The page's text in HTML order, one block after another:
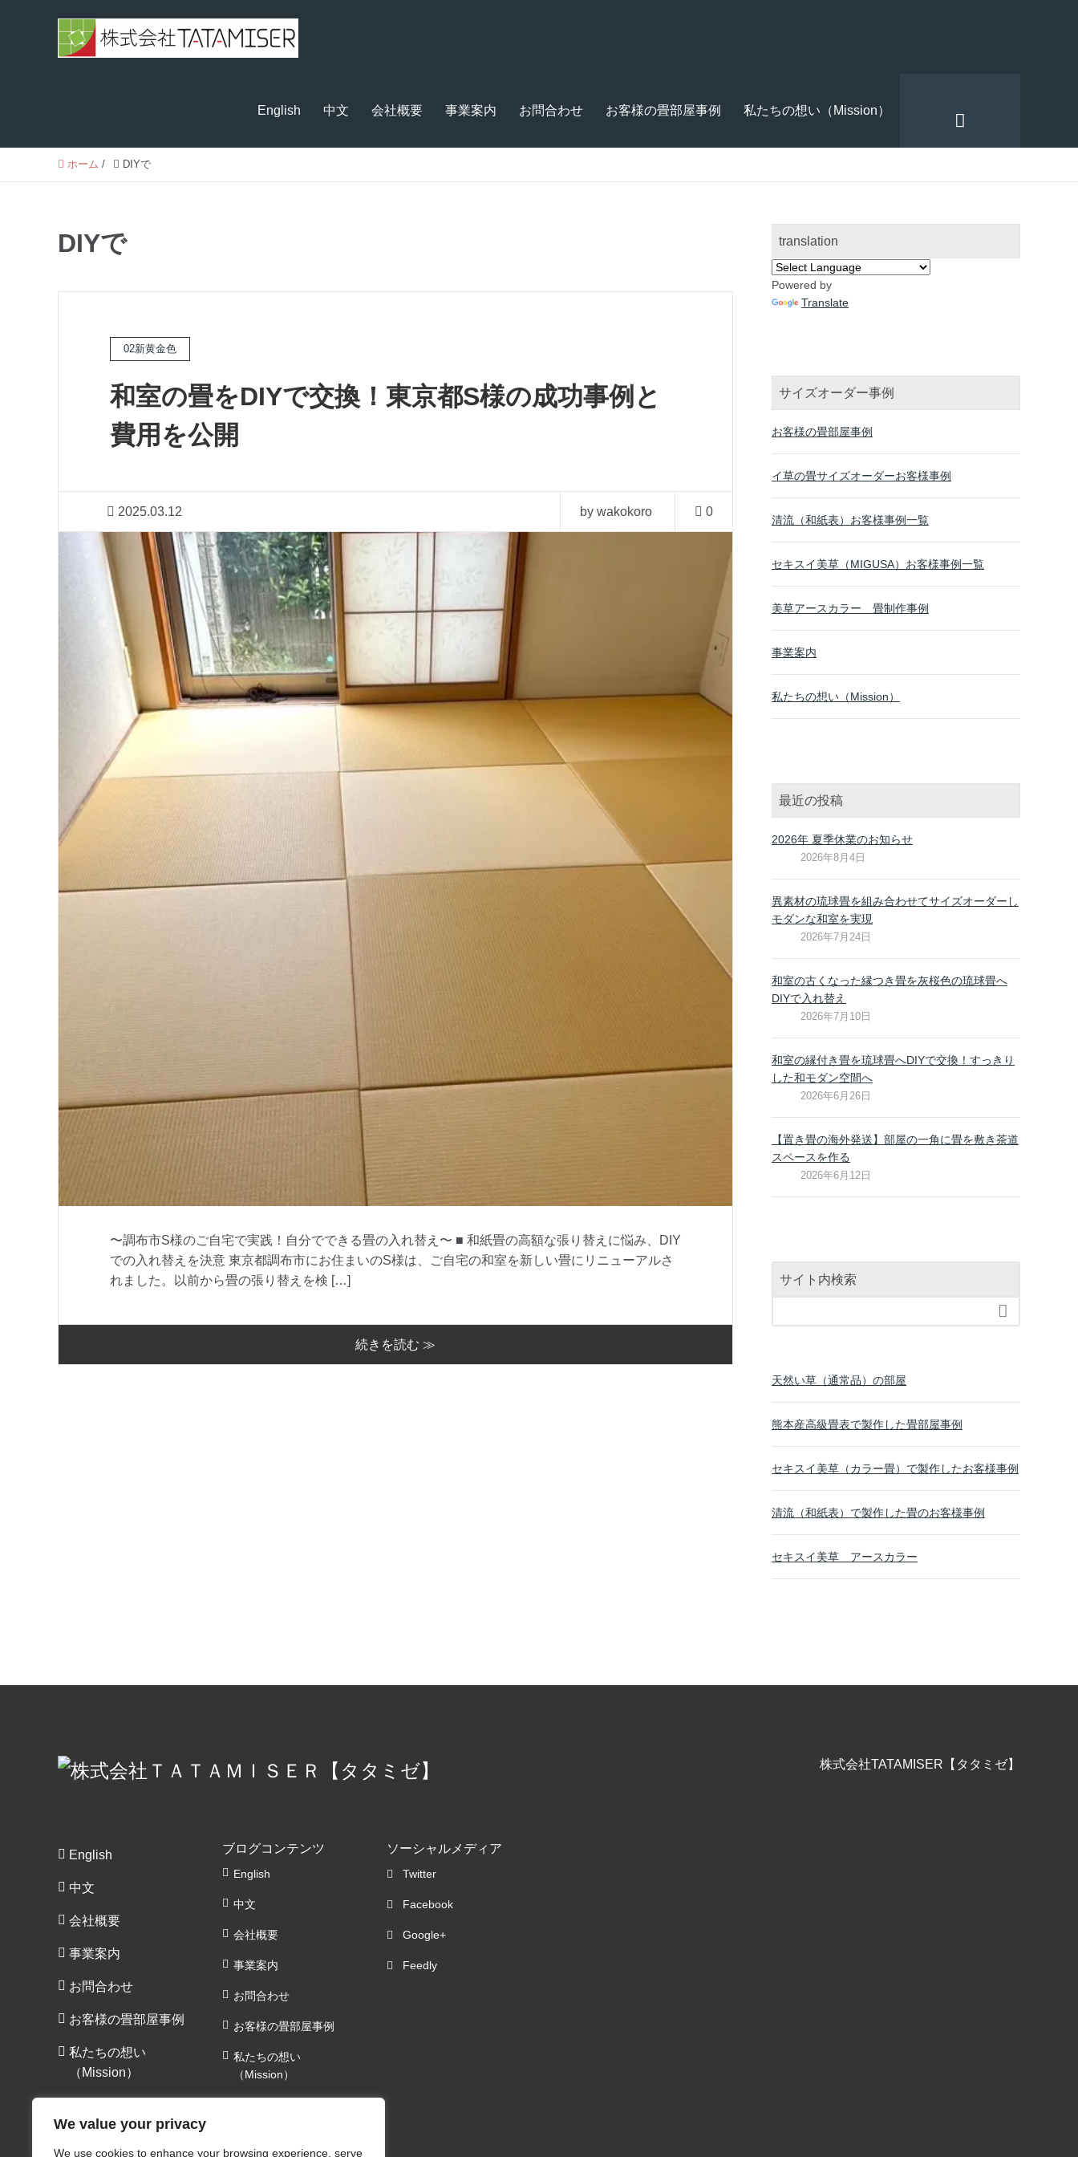
We value your privacy
We use cookies to enhance your browsing experience, serve
English 中文 会社概要 事業案内 お問合わせ お客様の畳部屋事例 私たちの想い（Mission）
ホーム / DIYで
DIYで
02新黄金色
和室の畳をDIYで交換！東京都S様の成功事例と
費用を公開
2025.03.12 by wakokoro 0
〜調布市S様のご自宅で実践！自分でできる畳の入れ替え〜 ■ 和紙畳の高額な張り替えに悩み、DIY
での入れ替えを決意 東京都調布市にお住まいのS様は、ご自宅の和室を新しい畳にリニューアルさ
れました。以前から畳の張り替えを検 […]
続きを読む ≫
translation
Powered by
Translate
サイズオーダー事例
お客様の畳部屋事例
イ草の畳サイズオーダーお客様事例
清流（和紙表）お客様事例一覧
セキスイ美草（MIGUSA）お客様事例一覧
美草アースカラー 畳制作事例
事業案内
私たちの想い（Mission）
最近の投稿
2026年 夏季休業のお知らせ
2026年8月4日
異素材の琉球畳を組み合わせてサイズオーダーし
モダンな和室を実現
2026年7月24日
和室の古くなった縁つき畳を灰桜色の琉球畳へ
DIYで入れ替え
2026年7月10日
和室の縁付き畳を琉球畳へDIYで交換！すっきり
した和モダン空間へ
2026年6月26日
【置き畳の海外発送】部屋の一角に畳を敷き茶道
スペースを作る
2026年6月12日
サイト内検索

天然い草（通常品）の部屋
熊本産高級畳表で製作した畳部屋事例
セキスイ美草（カラー畳）で製作したお客様事例
清流（和紙表）で製作した畳のお客様事例
セキスイ美草 アースカラー
株式会社TATAMISER【タタミゼ】
English
中文
会社概要
事業案内
お問合わせ
お客様の畳部屋事例
私たちの想い
（Mission）
ブログコンテンツ
English
中文
会社概要
事業案内
お問合わせ
お客様の畳部屋事例
私たちの想い
（Mission）
ソーシャルメディア
Twitter
Facebook
Google+
Feedly